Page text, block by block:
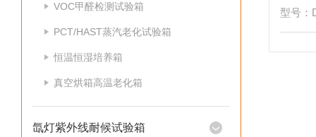
VOC甲醛检测试验箱
PCT/HAST蒸汽老化试验箱
恒温恒湿培养箱
真空烘箱高温老化箱
氙灯紫外线耐候试验箱
型号：